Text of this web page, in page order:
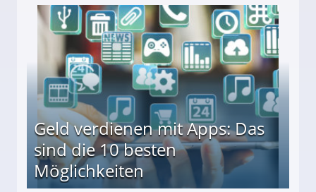
↻ Täglich neue Produkttests
Geld verdienen mit Apps: Das
sind die 10 besten
Möglichkeiten